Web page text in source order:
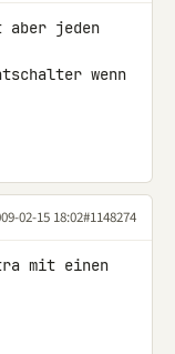
aber jeden
wenn
02-15 18:02#1148274
mit einen